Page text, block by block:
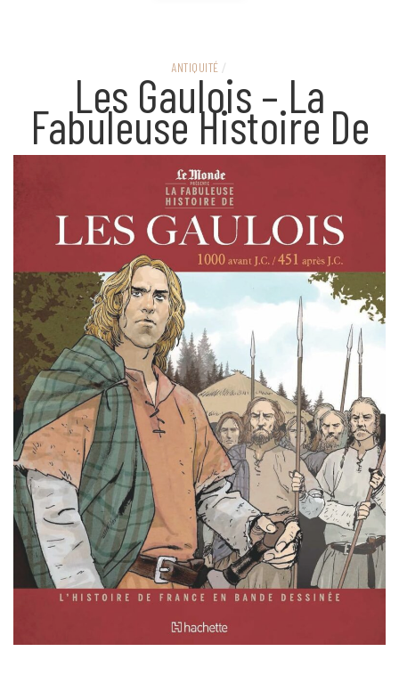
ANTIQUITÉ /
Les Gaulois – La
Fabuleuse Histoire De